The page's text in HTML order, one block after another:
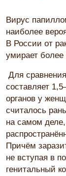
Вирус
наиболее
В России от
умирает более
Для
составляет
органов у
считалось
на самом деле,
Причём
не вступая в
генитальный